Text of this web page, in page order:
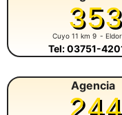
353
Cuyo 11 km 9 -
Tel: 03751-
Agencia